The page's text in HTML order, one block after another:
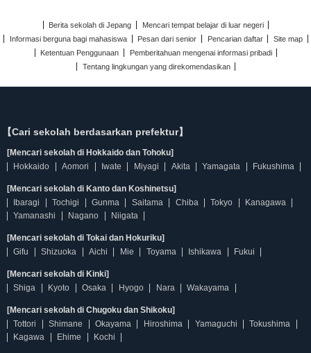
Berita sekolah di Jepang
Mencari tempat belajar di luar negeri
Informasi berguna bagi mahasiswa
Pesan dari senior Pencarian daftar
Site map
Ketentuan Penggunaan
Pemberitahuan mengenai informasi pribadi
Tentang lingkungan yang direkomendasikan
【Cari sekolah berdasarkan prefektur】
[Mencari sekolah di Hokkaido dan Tohoku]
Hokkaido
Aomori Iwate Miyagi Akita Yamagata Fukushima
[Mencari sekolah di Kanto dan Koshinetsu]
Ibaragi
Tochigi Gunma Saitama Chiba Tokyo
Kanagawa
Yamanashi
Nagano Niigata
[Mencari sekolah di Tokai dan Hokuriku]
Gifu
Shizuoka Aichi Mie Toyama Ishikawa Fukui
[Mencari sekolah di Kinki]
Shiga
Kyoto Osaka Hyogo Nara Wakayama
[Mencari sekolah di Chugoku dan Shikoku]
Tottori
Shimane Okayama Hiroshima Yamaguchi
Tokushima
Kagawa
Ehime Kochi